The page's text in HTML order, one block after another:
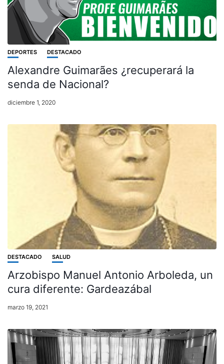
DEPORTES DESTACADO
Alexandre Guimarães ¿recuperará la
senda de Nacional?
diciembre 1, 2020
DESTACADO SALUD
Arzobispo Manuel Antonio Arboleda, un
cura diferente: Gardeazábal
marzo 19, 2021